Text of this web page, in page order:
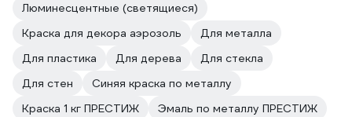
Люминесцентные (светящиеся)
Краска для декора аэрозоль
Для металла
Для пластика
Для дерева
Для стекла
Для стен
Синяя краска по металлу
Краска 1 кг ПРЕСТИЖ
Эмаль по металлу ПРЕСТИЖ